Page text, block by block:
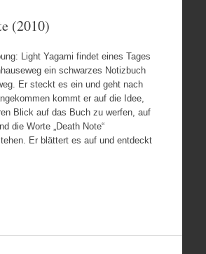
(2010)
Light Yagami findet eines Tages
ein schwarzes Notizbuch
Er steckt es ein und geht nach
kommt er auf die Idee,
Blick auf das Buch zu werfen, auf
die Worte „Death Note“
Er blättert es auf und entdeckt